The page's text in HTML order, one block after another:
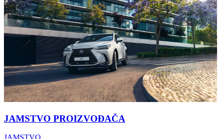
JAMSTVO PROIZVOĐAČA